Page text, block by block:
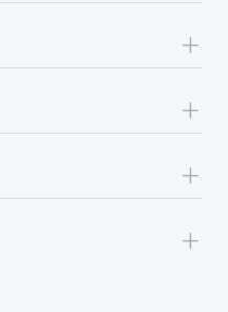
+
+
+
+